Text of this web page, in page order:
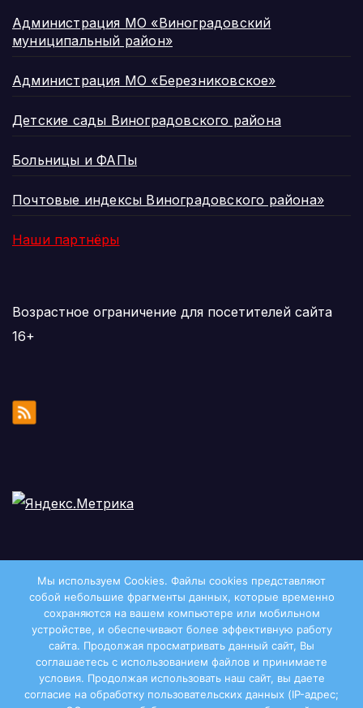
Администрация МО «Виноградовский
муниципальный район»
Администрация МО «Березниковское»
Детские сады Виноградовского района
Больницы и ФАПы
Почтовые индексы Виноградовского района»
Наши партнёры
Возрастное ограничение для посетителей сайта
16+
Мы используем Cookies. Файлы сookies представляют
собой небольшие фрагменты данных, которые временно
сохраняются на вашем компьютере или мобильном
устройстве, и обеспечивают более эффективную работу
сайта. Продолжая просматривать данный сайт, Вы
соглашаетесь с использованием файлов и принимаете
условия. Продолжая использовать наш сайт, вы даете
согласие на обработку пользовательских данных (IP-адрес;